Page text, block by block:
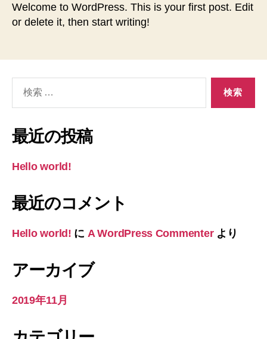
Welcome to WordPress. This is your first post. Edit
or delete it, then start writing!
象:
最近の投稿
Hello world!
最近のコメント
Hello world! に A WordPress Commenterより
アーカイブ
2019年11月